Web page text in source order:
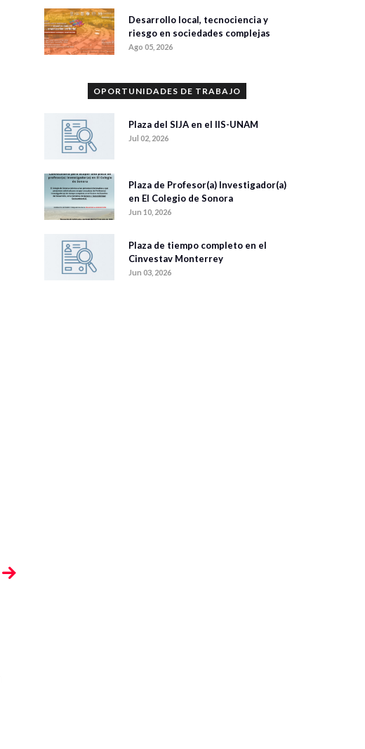
Desarrollo local, tecnociencia y
riesgo en sociedades complejas
Ago 05, 2026
OPORTUNIDADES DE TRABAJO
Plaza del SIJA en el IIS-UNAM
Jul 02, 2026
Plaza de Profesor(a) Investigador(a)
en El Colegio de Sonora
Jun 10, 2026
Plaza de tiempo completo en el
Cinvestav Monterrey
Jun 03, 2026